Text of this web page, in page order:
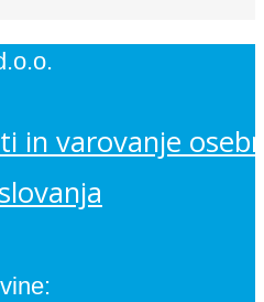
in varovanje